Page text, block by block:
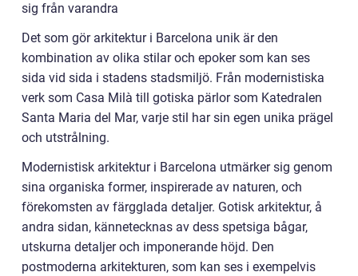
sig från varandra
Det som gör arkitektur i Barcelona unik är den
kombination av olika stilar och epoker som kan ses
sida vid sida i stadens stadsmiljö. Från modernistiska
verk som Casa Milà till gotiska pärlor som Katedralen
Santa Maria del Mar, varje stil har sin egen unika prägel
och utstrålning.
Modernistisk arkitektur i Barcelona utmärker sig genom
sina organiska former, inspirerade av naturen, och
förekomsten av färgglada detaljer. Gotisk arkitektur, å
andra sidan, kännetecknas av dess spetsiga bågar,
utskurna detaljer och imponerande höjd. Den
postmoderna arkitekturen, som kan ses i exempelvis